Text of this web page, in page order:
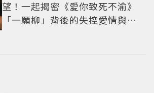
望！一起揭密《愛你致死不渝》
「一願柳」背後的失控愛情與爆